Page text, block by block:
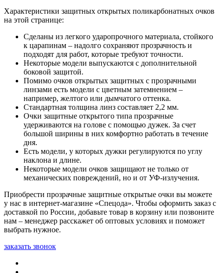
Характеристики защитных открытых поликарбонатных очков
на этой странице:
Сделаны из легкого ударопрочного материала, стойкого
к царапинам – надолго сохраняют прозрачность и
подходят для работ, которые требуют точности.
Некоторые модели выпускаются с дополнительной
боковой защитой.
Помимо очков открытых защитных с прозрачными
линзами есть модели с цветным затемнением –
например, желтого или дымчатого оттенка.
Стандартная толщина линз составляет 2,2 мм.
Очки защитные открытого типа прозрачные
удерживаются на голове с помощью дужек. За счет
большой ширины в них комфортно работать в течение
дня.
Есть модели, у которых дужки регулируются по углу
наклона и длине.
Некоторые модели очков защищают не только от
механических повреждений, но и от УФ-излучения.
Приобрести прозрачные защитные открытые очки вы можете
у нас в интернет-магазине «Спецода». Чтобы оформить заказ с
доставкой по России, добавьте товар в корзину или позвоните
нам – менеджер расскажет об оптовых условиях и поможет
выбрать нужное.
заказать звонок